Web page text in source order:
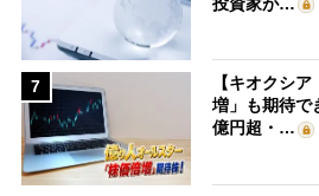
7
【キオクシ
増」も期待で
億円超・…